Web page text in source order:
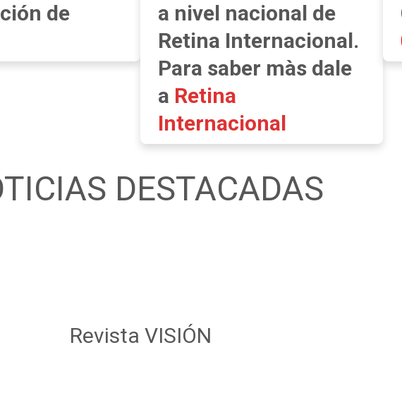
de
a nivel nacional de
Retina Internacional.
Para saber màs dale
a Retina
Internacional
DESTACADAS
Revista VISIÓN